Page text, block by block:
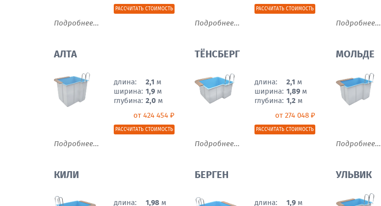
Подробнее...
РАССЧИТАТЬ СТОИМОСТЬ
Подробнее...
РАССЧИТАТЬ СТОИМОСТЬ
Подробнее...
АЛТА
Подробнее...
длина: 2,1 м
ширина: 1,9 м
глубина: 2,0 м
от 424 454 ₽
РАССЧИТАТЬ СТОИМОСТЬ
ТЁНСБЕРГ
Подробнее...
длина: 2,1 м
ширина: 1,89 м
глубина: 1,2 м
от 274 048 ₽
РАССЧИТАТЬ СТОИМОСТЬ
МОЛЬДЕ
Подробнее...
КИЛИ
длина: 1,98 м
БЕРГЕН
длина: 1,9 м
УЛЬВИК